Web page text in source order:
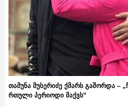
თამუნა მუსერიძე ქმარს გაშორდა –
რთული პერიოდი მაქვს“